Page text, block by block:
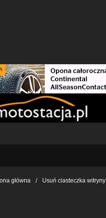
główna Usuń ciasteczka witryny